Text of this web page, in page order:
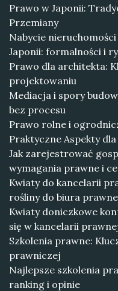
Prawo w Japonii:
Przemiany
Nabycie
Japonii: formalności i
Prawo dla architekta:
projektowaniu
Mediacja i spory
bez procesu
Prawo rolne i
Praktyczne Aspekty
Jak zarejestrować
wymagania prawne i
Kwiaty do kancelarii
rośliny do biura
Kwiaty doniczkowe
się w kancelarii
Szkolenia prawne:
prawniczej
Najlepsze szkolenia
ranking i opinie